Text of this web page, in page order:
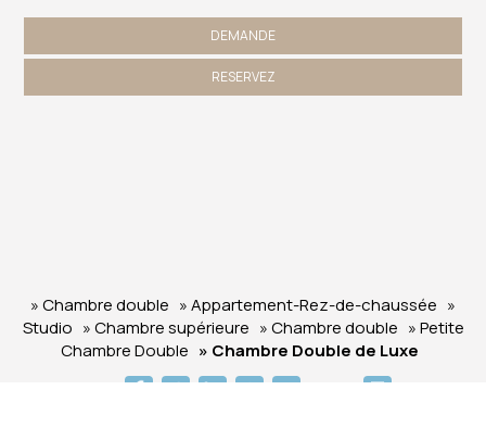
DEMANDE
RESERVEZ
» Chambre double » Appartement-Rez-de-chaussée »
Studio » Chambre supérieure » Chambre double » Petite
Chambre Double » Chambre Double de Luxe